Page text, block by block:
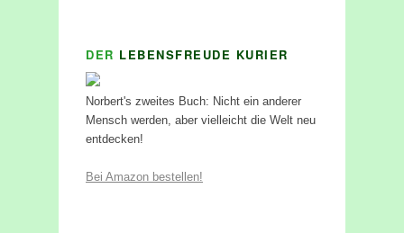
DER LEBENSFREUDE KURIER
Norbert's zweites Buch: Nicht ein anderer
Mensch werden, aber vielleicht die Welt neu
entdecken!
Bei Amazon bestellen!